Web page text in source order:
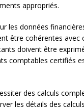
appropriés.
les données
être cohérentes
doivent être
comptables certifiés
des calculs
les détails des